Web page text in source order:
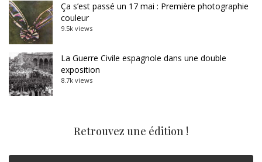
Ça s’est passé un 17 mai : Première photographie
couleur
9.5k views
La Guerre Civile espagnole dans une double
exposition
8.7k views
Retrouvez une édition !